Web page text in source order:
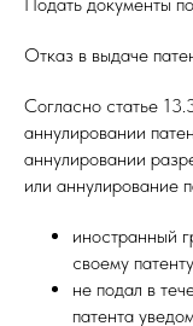
Отказ в выдаче
Согласно статье
аннулировании
аннулировании
или аннулирование
иностранный
своему
не подал в
патента